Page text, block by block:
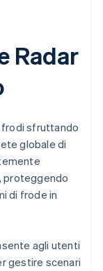
Radar
frodi sfruttando
globale di
proteggendo
di frode in
agli utenti
gestire scenari